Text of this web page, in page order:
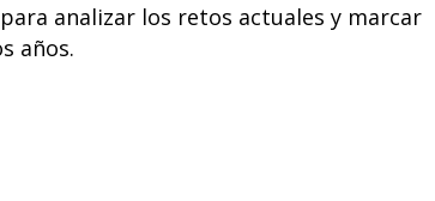
analizar los retos actuales y marcar
años.